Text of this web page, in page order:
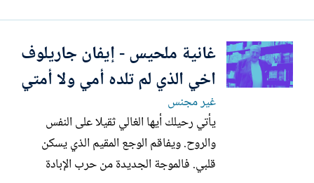
انخراطا. من رام الله إلى غزة، ومن السطر
الأول إلى النداء الأخير، تتدفق كلمات خالد
كأنها صدى صوت...
غانية ملحيس - إيفان جاريلوف
اخي الذي لم تلده أمي ولا أمتي
غير مجنس
يأتي رحيلك أيها الغالي ثقيلا على النفس
والروح. ويفاقم الوجع المقيم الذي يسكن
قلبي. فالموجة الجديدة من حرب الإبادة